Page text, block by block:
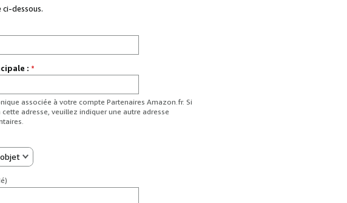
dessous.
: *
associée à votre compte Partenaires Amazon.fr. Si
adresse, veuillez indiquer une autre adresse